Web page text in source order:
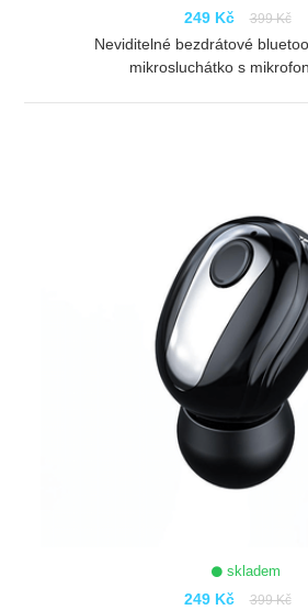
249 Kč 399 Kč
Neviditelné bezdrátové
mikrosluchátko s
skladem
249 Kč 399 Kč